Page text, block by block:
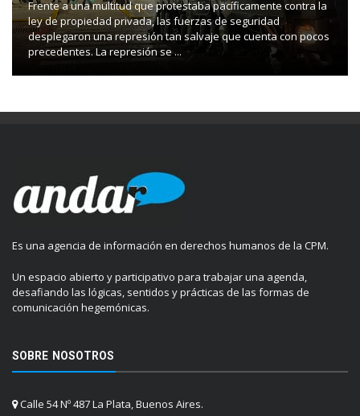
Frente a una multitud que protestaba pacíficamente contra la
ley de propiedad privada, las fuerzas de seguridad
desplegaron una represión tan salvaje que cuenta con pocos
precedentes. La represión se ...
Es una agencia de información en derechos humanos de la CPM.
Un espacio abierto y participativo para trabajar una agenda,
desafiando las lógicas, sentidos y prácticas de las formas de
comunicación hegemónicas.
SOBRE NOSOTROS
Calle 54 Nº 487 La Plata, Buenos Aires.